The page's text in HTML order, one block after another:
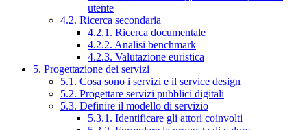
utente
4.2. Ricerca secondaria
4.2.1. Ricerca documentale
4.2.2. Analisi benchmark
4.2.3. Valutazione euristica
5. Progettazione dei servizi
5.1. Cosa sono i servizi e il service design
5.2. Progettare servizi pubblici digitali
5.3. Definire il modello di servizio
5.3.1. Identificare gli attori coinvolti